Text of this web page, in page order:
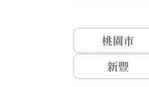
桃園市
新豐